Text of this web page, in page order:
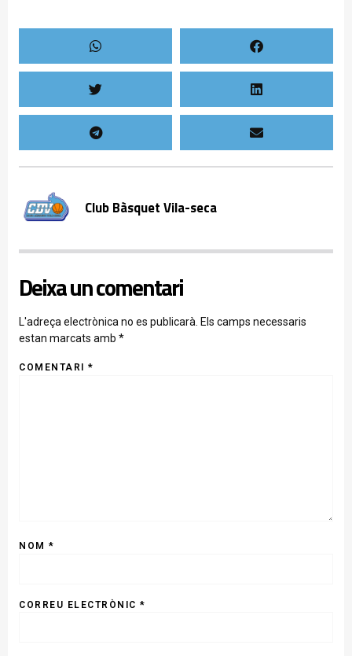
Club Bàsquet Vila-seca
Deixa un comentari
L'adreça electrònica no es publicarà. Els camps necessaris
estan marcats amb *
COMENTARI *
NOM *
CORREU ELECTRÒNIC *